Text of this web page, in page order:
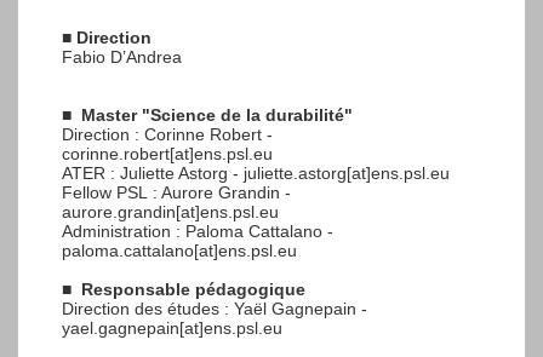
■ Direction
Fabio D’Andrea
■ Master "Science de la durabilité"
Direction : Corinne Robert -
corinne.robert[at]ens.psl.eu
ATER : Juliette Astorg - juliette.astorg[at]ens.psl.eu
Fellow PSL : Aurore Grandin -
aurore.grandin[at]ens.psl.eu
Administration : Paloma Cattalano -
paloma.cattalano[at]ens.psl.eu
■ Responsable pédagogique
Direction des études : Yaël Gagnepain -
yael.gagnepain[at]ens.psl.eu